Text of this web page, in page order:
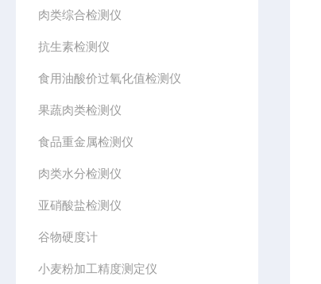
肉类综合检测仪
抗生素检测仪
食用油酸价过氧化值检测仪
果蔬肉类检测仪
食品重金属检测仪
肉类水分检测仪
亚硝酸盐检测仪
谷物硬度计
小麦粉加工精度测定仪